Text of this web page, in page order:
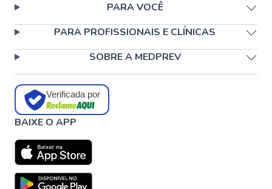
PARA VOCÊ
PARA PROFISSIONAIS E CLÍNICAS
SOBRE A MEDPREV
Verificada por
BAIXE O APP